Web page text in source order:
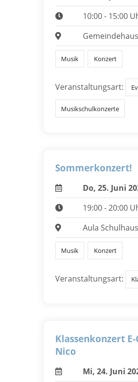
10:00 - 15:00
Musik Konzert
Veranstaltungsart:
Musikschulkonzerte
Sommerkonzert!
Do, 25. Juni
19:00 - 20:00
Aula
Musik Konzert
Veranstaltungsart:
Klassenkonzert
Nico
Mi, 24. Juni